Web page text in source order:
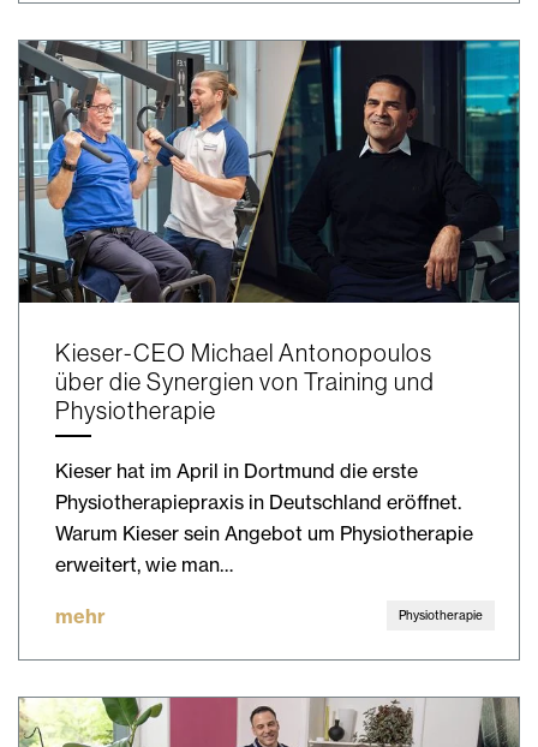
Kieser-CEO Michael Antonopoulos
über die Synergien von Training und
Physiotherapie
Kieser hat im April in Dortmund die erste
Physiotherapiepraxis in Deutschland eröffnet.
Warum Kieser sein Angebot um Physiotherapie
erweitert, wie man…
mehr Physiotherapie